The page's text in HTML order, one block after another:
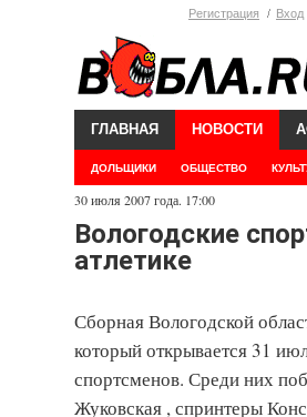
Регистрация Вход
ГЛАВНАЯ НОВОСТИ
ДОЛЬЩИКИ ОБЩЕСТВО
30 июля 2007 года. 17:00
Вологодские
атлетике
Сборная Вологодской
который открывается 31
спортсменов. Среди них
Жуковская , спринтеры